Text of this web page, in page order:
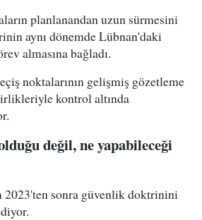
planlanandan uzun sürmesini
aynı dönemde Lübnan'daki
almasına bağladı.
noktalarının gelişmiş gözetleme
kontrol altında
değil, ne yapabileceği
sonra güvenlik doktrinini